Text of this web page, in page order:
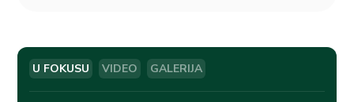
U FOKUSU VIDEO GALERIJA